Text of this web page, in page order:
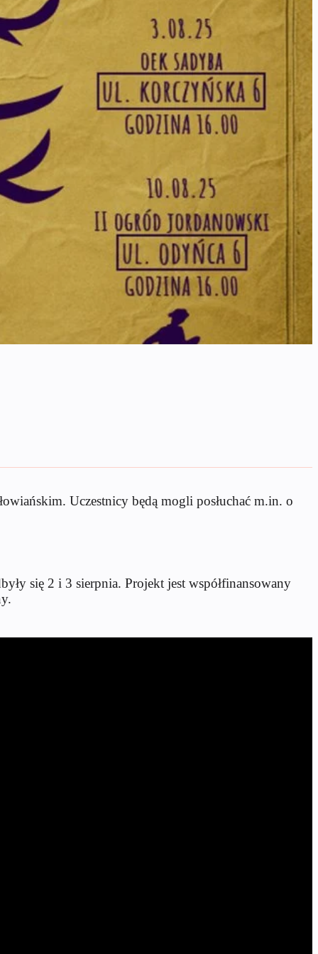
Uczestnicy będą mogli posłuchać m.in. o
się 2 i 3 sierpnia. Projekt jest współfinansowany